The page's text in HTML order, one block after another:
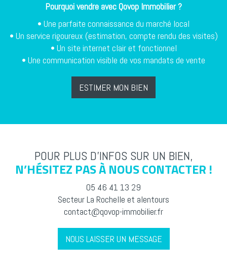
Pourquoi vendre avecQovop Immobilier?
• Une parfaite connaissance du marché local
• Un service rigoureux (estimation, compte rendu des visites)
• Un site internet clair et fonctionnel
• Une communication visible de vos mandats de vente
ESTIMER MON BIEN
POUR PLUS D’INFOS SUR UN BIEN,
N’HÉSITEZ PAS À NOUS CONTACTER !
05 46 41 13 29
Secteur La Rochelle et alentours
contact@qovop-immobilier.fr
NOUS LAISSER UN MESSAGE